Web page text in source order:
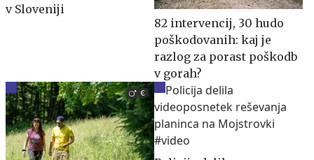
v Sloveniji
82 intervencij, 30 hudo
poškodovanih: kaj je
razlog za porast poškodb
v gorah?